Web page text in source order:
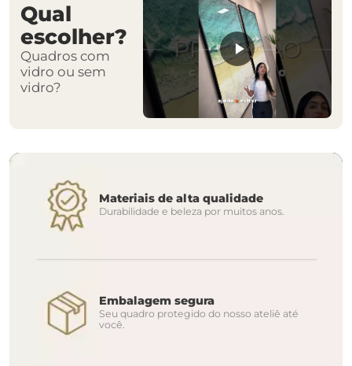
Qual
escolher?
Quadros com
vidro ou sem
vidro?
Materiais de alta qualidade
Durabilidade e beleza por muitos anos.
Embalagem segura
Seu quadro protegido do nosso ateliê até
você.